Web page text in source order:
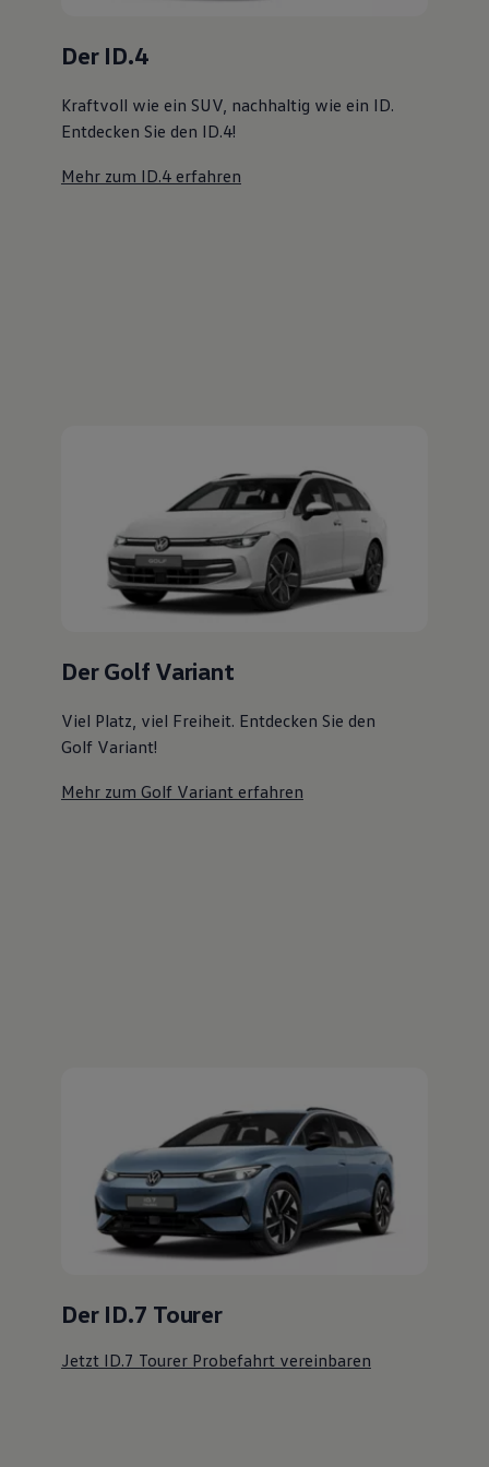
Transport
Elektromobilität
Volkswagen R
Pannen- und Unfallhilfe
Der Golf Variant
Der ID.7 Tourer
Jetzt ID.7 Tourer Probefahrt vereinbaren
Fahrzeugangebot anfordern
Serviceanfrage stellen
Ihre Ansprechpartnerbei FSN